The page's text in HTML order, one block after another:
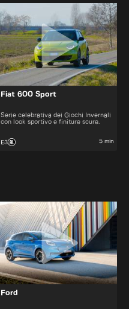
Fiat 600 Sport
Serie celebrativa dei Giochi Invernali
con look sportivo e finiture scure.
E3 5 min
Ford